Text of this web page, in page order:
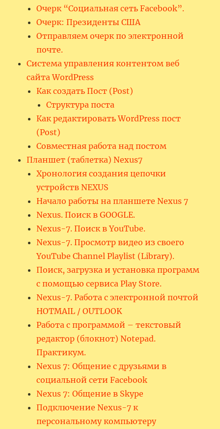
Очерк “Социальная сеть Facebook”.
Очерк: Президенты США
Отправляем очерк по электронной
почте.
Система управления контентом веб
сайта WordPress
Как создать Пост (Post)
Структура поста
Как редактировать WordPress пост
(Post)
Совместная работа над постом
Планшет (таблетка) Nexus7
Хронология создания цепочки
устройств NEXUS
Начало работы на планшете Nexus 7
Nexus. Поиск в GOOGLE.
Nexus-7. Поиск в YouTube.
Nexus-7. Просмотр видео из своего
YouTube Channel Playlist (Library).
Поиск, загрузка и установка программ
с помощью сервиса Play Store.
Nexus-7. Работа с электронной почтой
HOTMAIL / OUTLOOK
Работа с программой – текстовый
редактор (блокнот) Notepad.
Практикум.
Nexus 7: Общение с друзьями в
социальной сети Facebook
Nexus 7: Общение в Skype
Подключение Nexus-7 к
персональному компьютеру